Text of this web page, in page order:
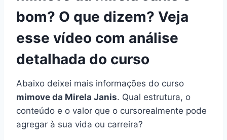
bom? O que dizem? Veja
esse vídeo com análise
detalhada do curso
Abaixo deixei mais informações do curso
mimove da Mirela Janis. Qual estrutura, o
conteúdo e o valor que o cursorealmente pode
agregar à sua vida ou carreira?